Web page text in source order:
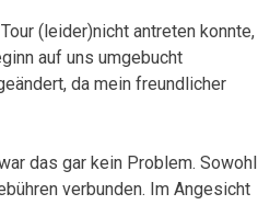
(leider)nicht antreten konnte,
auf uns umgebucht
da mein freundlicher
das gar kein Problem. Sowohl
verbunden. Im Angesicht